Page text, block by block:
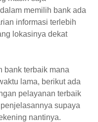
memilih bank ada
informasi terlebih
lokasinya dekat
bank terbaik mana
lama, berikut ada
pelayanan terbaik
supaya
nantinya.